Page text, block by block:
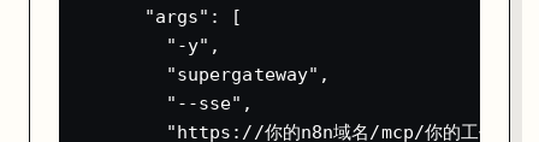
      "args": [
        "-y",
        "supergateway",
        "--sse",
"https://你的n8n域名/mcp/你的工作流